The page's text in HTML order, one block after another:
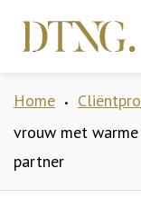
Home •
vrouw met
partner